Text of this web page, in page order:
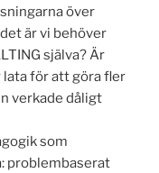
över
är vi behöver
själva? Är
för att göra fler
verkade dåligt
som
problembaserat